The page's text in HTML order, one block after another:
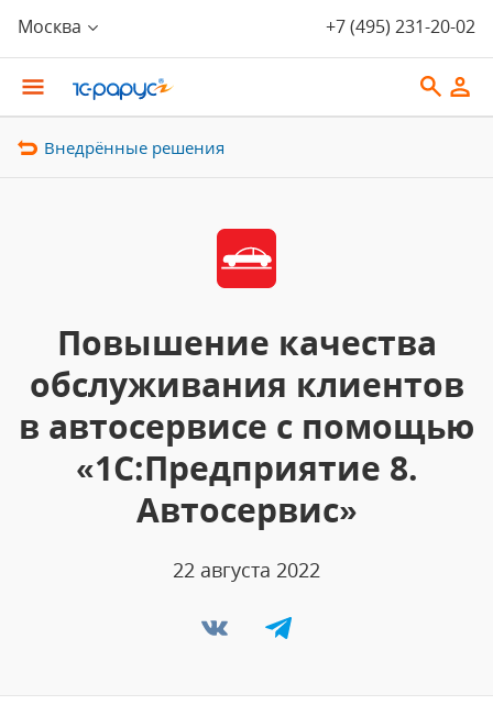
Москва +7 (495) 231-20-02
Внедрённые решения
Повышение качества
обслуживания клиентов
в автосервисе с помощью
«1С:Предприятие 8.
Автосервис»
22 августа 2022